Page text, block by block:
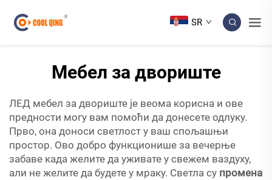
SR
Мебел за двориште
ЛЕД мебел за двориште је веома корисна и ове
предности могу вам помоћи да донесете одлуку.
Прво, она доноси светлост у ваш спољашњи
простор. Ово добро функционише за вечерње
забаве када желите да уживате у свежем ваздуху,
али не желите да будете у мраку. Светла су промена